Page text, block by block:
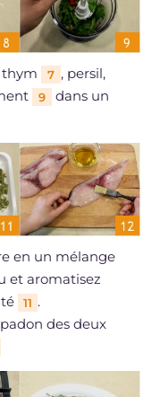
thym 7 , persil,
9
dans un
en un mélange
et aromatisez
11 .
des deux